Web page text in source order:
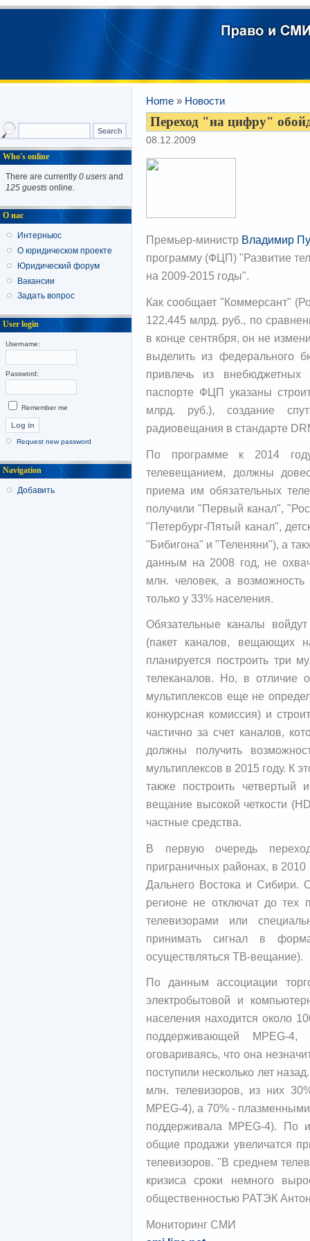
Home » Новости
Переход "на цифру"
08.12.2009
Премьер-министр Владимир
программу (ФЦП) "Развитие
на 2009-2015 годы".
Как сообщает "Коммерсант"
122,445 млрд. руб., по
в конце сентября, он не
выделить из федерального
привлечь из
паспорте ФЦП указаны
млрд. руб.), создание
радиовещания в стандарте
По программе к 2014 году
телевещанием, должны
приема им обязательных
получили "Первый канал",
"Петербург-Пятый канал",
"Бибигона" и "Теленяни"), а
данным на 2008 год, не
млн. человек, а
только у 33% населения.
Обязательные каналы
(пакет каналов, вещающих
планируется построить три
телеканалов. Но, в отличие
мультиплексов еще не
конкурсная комиссия) и
частично за счет каналов,
должны получить
мультиплексов в 2015 году. К
также построить четвертый
вещание высокой четкости
частные средства.
В первую очередь
приграничных районах, в
Дальнего Востока и Сибири.
регионе не отключат до тех
телевизорами или
принимать сигнал в
осуществляться ТВ-вещание).
По данным ассоциации
электробытовой и
населения находится около
поддерживающей MPEG-4,
оговариваясь, что она
поступили несколько лет
млн. телевизоров, из них
MPEG-4), а 70% -
поддерживала MPEG-4). По
общие продажи увеличатся
телевизоров. "В среднем
кризиса сроки немного
общественностью РАТЭК Антон
Мониторинг СМИ
Who's online
There are currently 0 users and
125 guests online.
О нас
Интерньюс
О юридическом проекте
Юридический форум
Вакансии
Задать вопрос
User login
Username:
Password:
Remember me
Request new password
Navigation
Добавить